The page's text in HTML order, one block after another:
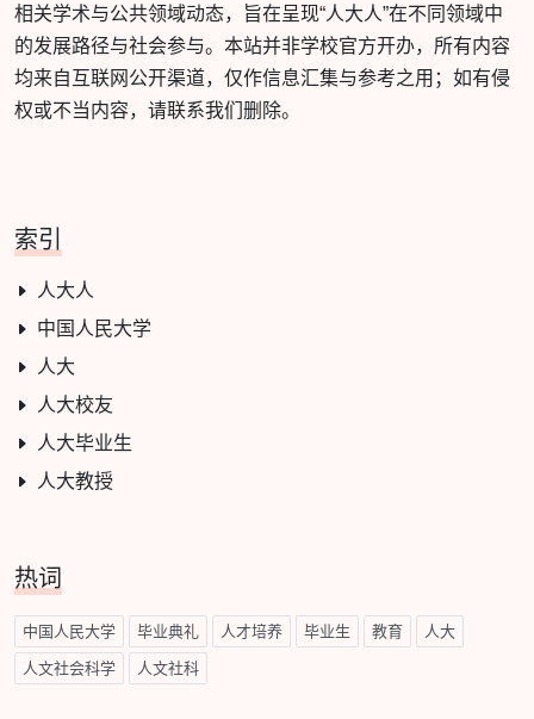
相关学术与公共领域动态，旨在呈现“人大人”在不同领域中
的发展路径与社会参与。本站并非学校官方开办，所有内容
均来自互联网公开渠道，仅作信息汇集与参考之用；如有侵
权或不当内容，请联系我们删除。
索引
人大人
中国人民大学
人大
人大校友
人大毕业生
人大教授
热词
中国人民大学 毕业典礼 人才培养 毕业生 教育 人大
人文社会科学 人文社科